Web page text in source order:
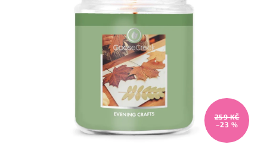
hvězdiček.
259 KČ
–23 %